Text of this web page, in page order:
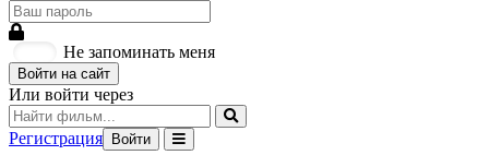
Не запоминать меня
Войти на сайт
Или войти через
Регистрация Войти